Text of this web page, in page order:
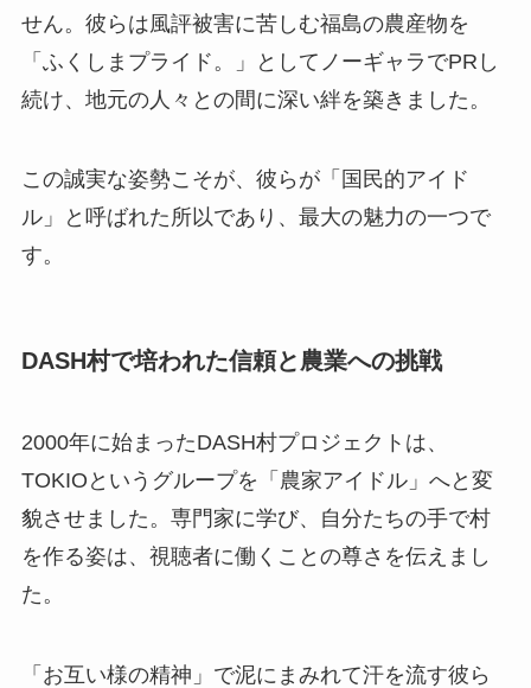
せん。彼らは風評被害に苦しむ福島の農産物を
「ふくしまプライド。」としてノーギャラでPRし
続け、地元の人々との間に深い絆を築きました。
この誠実な姿勢こそが、彼らが「国民的アイド
ル」と呼ばれた所以であり、最大の魅力の一つで
す。
DASH村で培われた信頼と農業への挑戦
2000年に始まったDASH村プロジェクトは、
TOKIOというグループを「農家アイドル」へと変
貌させました。専門家に学び、自分たちの手で村
を作る姿は、視聴者に働くことの尊さを伝えまし
た。
「お互い様の精神」で泥にまみれて汗を流す彼ら